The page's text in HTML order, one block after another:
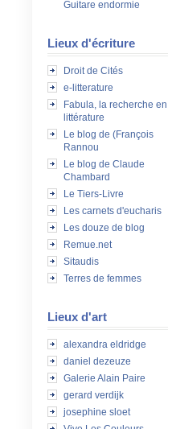
Guitare endormie
Lieux d'écriture
Droit de Cités
e-litterature
Fabula, la recherche en
littérature
Le blog de (François
Rannou
Le blog de Claude
Chambard
Le Tiers-Livre
Les carnets d'eucharis
Les douze de blog
Remue.net
Sitaudis
Terres de femmes
Lieux d'art
alexandra eldridge
daniel dezeuze
Galerie Alain Paire
gerard verdijk
josephine sloet